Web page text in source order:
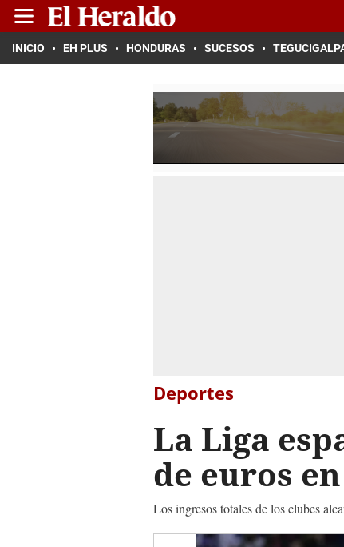
INICIO EH PLUS HONDURAS SUCESOS
Deportes
La Liga
de euros en
Los ingresos totales de los clubes